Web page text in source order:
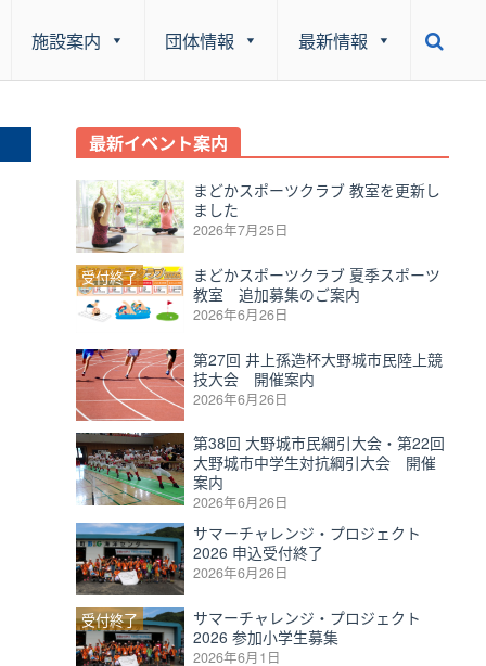
施設案内 団体情報 最新情報
最新イベント案内
まどかスポーツクラブ 教室を更新し
ました
2026年7月25日
受付終了
まどかスポーツクラブ 夏季スポーツ
教室 追加募集のご案内
2026年6月26日
第27回 井上孫造杯大野城市民陸上競
技大会 開催案内
2026年6月26日
第38回 大野城市民綱引大会・第22回
大野城市中学生対抗綱引大会 開催
案内
2026年6月26日
サマーチャレンジ・プロジェクト
2026 申込受付終了
2026年6月26日
受付終了
サマーチャレンジ・プロジェクト
2026 参加小学生募集
2026年6月1日